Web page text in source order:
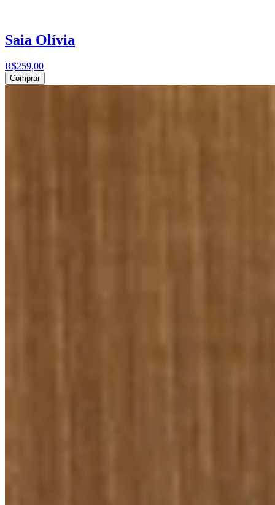
Saia Olívia
R$259,00
Comprar